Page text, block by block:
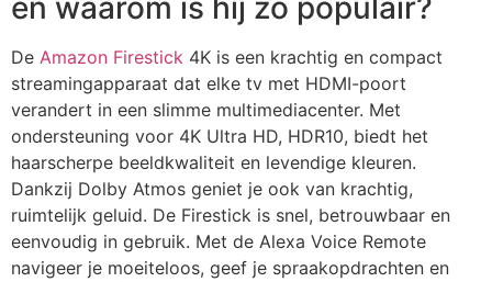
en waarom is hij zo populair?
De Amazon Firestick 4K is een krachtig en compact
streamingapparaat dat elke tv met HDMI-poort
verandert in een slimme multimediacenter. Met
ondersteuning voor 4K Ultra HD, HDR10, biedt het
haarscherpe beeldkwaliteit en levendige kleuren.
Dankzij Dolby Atmos geniet je ook van krachtig,
ruimtelijk geluid. De Firestick is snel, betrouwbaar en
eenvoudig in gebruik. Met de Alexa Voice Remote
navigeer je moeiteloos, geef je spraakopdrachten en